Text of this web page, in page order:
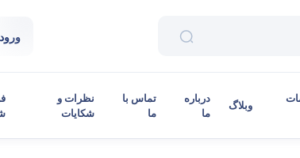
وبلاگ
درباره
ما
تماس با
ما
نظرات و
شکایات